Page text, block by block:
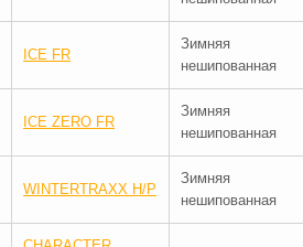
ICE FR
Зимняя
нешипованная
ICE ZERO FR
Зимняя
нешипованная
WINTERTRAXX H/P
Зимняя
нешипованная